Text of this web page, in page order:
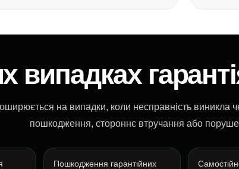
випадках
на випадки, коли несправність виникла
пошкодження, стороннє втручання або
Пошкодження гарантійних